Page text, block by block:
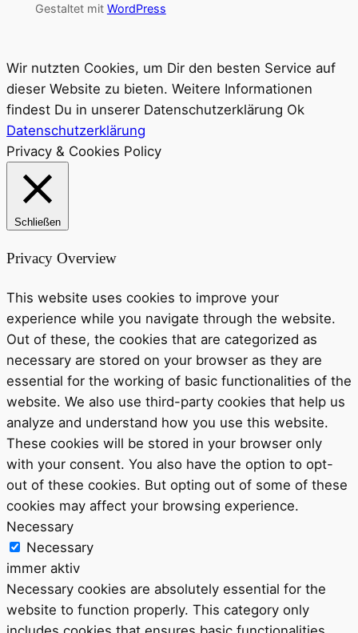
Gestaltet mit WordPress
Wir nutzten Cookies, um Dir den besten Service auf
dieser Website zu bieten. Weitere Informationen
findest Du in unserer Datenschutzerklärung Ok
Datenschutzerklärung
Privacy & Cookies Policy
Schließen
Privacy Overview
This website uses cookies to improve your
experience while you navigate through the website.
Out of these, the cookies that are categorized as
necessary are stored on your browser as they are
essential for the working of basic functionalities of the
website. We also use third-party cookies that help us
analyze and understand how you use this website.
These cookies will be stored in your browser only
with your consent. You also have the option to opt-
out of these cookies. But opting out of some of these
cookies may affect your browsing experience.
Necessary
Necessary
immer aktiv
Necessary cookies are absolutely essential for the
website to function properly. This category only